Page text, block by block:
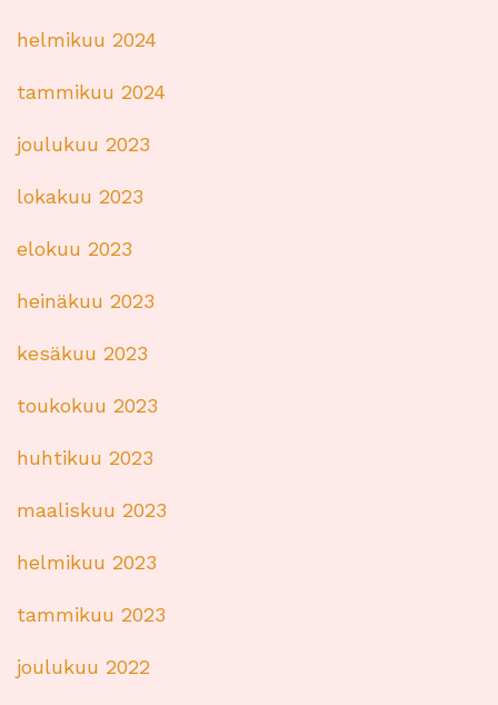
helmikuu 2024
tammikuu 2024
joulukuu 2023
lokakuu 2023
elokuu 2023
heinäkuu 2023
kesäkuu 2023
toukokuu 2023
huhtikuu 2023
maaliskuu 2023
helmikuu 2023
tammikuu 2023
joulukuu 2022